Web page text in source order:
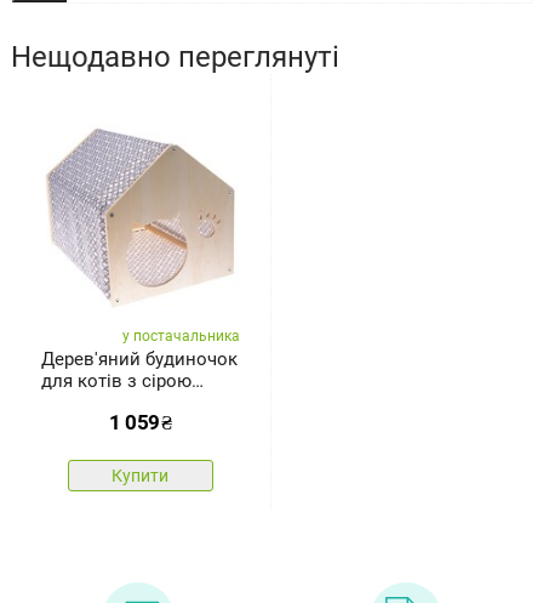
Нещодавно переглянуті
у постачальника
Дерев'яний будиночок
для котів з сірою
1 059₴
Купити